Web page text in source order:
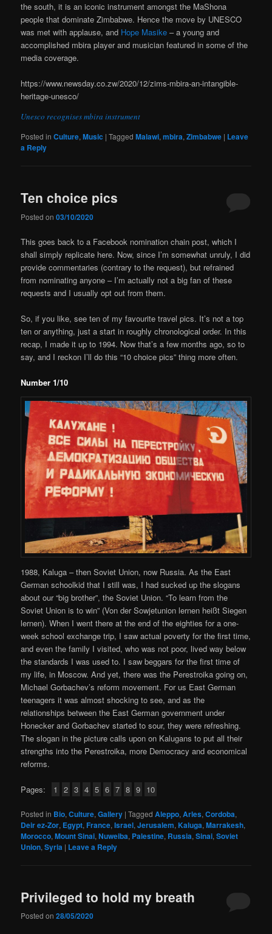
the south, it is an iconic instrument amongst the MaShona
people that dominate Zimbabwe. Hence the move by UNESCO
was met with applause, and Hope Masike – a young and
accomplished mbira player and musician featured in some of the
media coverage.
https://www.newsday.co.zw/2020/12/zims-mbira-an-intangible-
heritage-unesco/
Unesco recognises mbira instrument
Posted in Culture,Music |Tagged Malawi,mbira,Zimbabwe | Leave
a Reply
Ten choice pics
Posted on03/10/2020
This goes back to a Facebook nomination chain post, which I
shall simply replicate here. Now, since I’m somewhat unruly, I did
provide commentaries (contrary to the request), but refrained
from nominating anyone – I’m actually not a big fan of these
requests and I usually opt out from them.
So, if you like, see ten of my favourite travel pics. It’s not a top
ten or anything, just a start in roughly chronological order. In this
recap, I made it up to 1994. Now that’s a few months ago, so to
say, and I reckon I’ll do this “10 choice pics” thing more often.
Number 1/10
1988, Kaluga – then Soviet Union, now Russia. As the East
German schoolkid that I still was, I had sucked up the slogans
about our “big brother”, the Soviet Union. “To learn from the
Soviet Union is to win” (Von der Sowjetunion lernen heißt Siegen
lernen). When I went there at the end of the eighties for a one-
week school exchange trip, I saw actual poverty for the first time,
and even the family I visited, who was not poor, lived way below
the standards I was used to. I saw beggars for the first time of
my life, in Moscow. And yet, there was the Perestroika going on,
Michael Gorbachev’s reform movement. For us East German
teenagers it was almost shocking to see, and as the
relationships between the East German government under
Honecker and Gorbachev started to sour, they were refreshing.
The slogan in the picture calls upon on Kalugans to put all their
strengths into the Perestroika, more Democracy and economical
reforms.
Pages: 1 2 3 4 5 6 7 8 9 10
Posted in Bio,Culture,Gallery |Tagged Aleppo,Arles,Cordoba,
Deir ez-Zor, Egypt,France,Israel,Jerusalem,Kaluga,Marrakesh,
Morocco,Mount Sinai,Nuweiba, Palestine, Russia,Sinai,Soviet
Union,Syria | Leave a Reply
Privileged to hold my breath
Posted on28/05/2020